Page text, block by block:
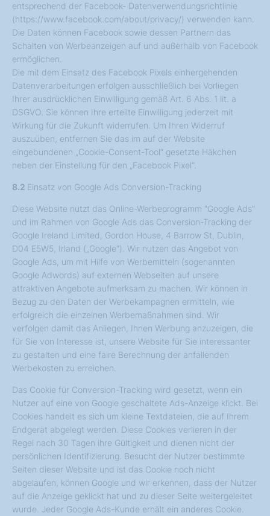
entsprechend der Facebook- Datenverwendungsrichtlinie
(https://www.facebook.com/about/privacy/) verwenden kann.
Die Daten können Facebook sowie dessen Partnern das
Schalten von Werbeanzeigen auf und außerhalb von Facebook
ermöglichen.
Die mit dem Einsatz des Facebook Pixels einhergehenden
Datenverarbeitungen erfolgen ausschließlich bei Vorliegen
Ihrer ausdrücklichen Einwilligung gemäß Art. 6 Abs. 1 lit. a
DSGVO. Sie können Ihre erteilte Einwilligung jederzeit mit
Wirkung für die Zukunft widerrufen. Um Ihren Widerruf
auszuüben, entfernen Sie das im auf der Website
eingebundenen „Cookie-Consent-Tool“ gesetzte Häkchen
neben der Einstellung für den „Facebook Pixel“.
8.2 Einsatz von Google Ads Conversion-Tracking
Diese Website nutzt das Online-Werbeprogramm "Google Ads"
und im Rahmen von Google Ads das Conversion-Tracking der
Google Ireland Limited, Gordon House, 4 Barrow St, Dublin,
D04 E5W5, Irland („Google“). Wir nutzen das Angebot von
Google Ads, um mit Hilfe von Werbemitteln (sogenannten
Google Adwords) auf externen Webseiten auf unsere
attraktiven Angebote aufmerksam zu machen. Wir können in
Bezug zu den Daten der Werbekampagnen ermitteln, wie
erfolgreich die einzelnen Werbemaßnahmen sind. Wir
verfolgen damit das Anliegen, Ihnen Werbung anzuzeigen, die
für Sie von Interesse ist, unsere Website für Sie interessanter
zu gestalten und eine faire Berechnung der anfallenden
Werbekosten zu erreichen.
Das Cookie für Conversion-Tracking wird gesetzt, wenn ein
Nutzer auf eine von Google geschaltete Ads-Anzeige klickt. Bei
Cookies handelt es sich um kleine Textdateien, die auf Ihrem
Endgerät abgelegt werden. Diese Cookies verlieren in der
Regel nach 30 Tagen ihre Gültigkeit und dienen nicht der
persönlichen Identifizierung. Besucht der Nutzer bestimmte
Seiten dieser Website und ist das Cookie noch nicht
abgelaufen, können Google und wir erkennen, dass der Nutzer
auf die Anzeige geklickt hat und zu dieser Seite weitergeleitet
wurde. Jeder Google Ads-Kunde erhält ein anderes Cookie.